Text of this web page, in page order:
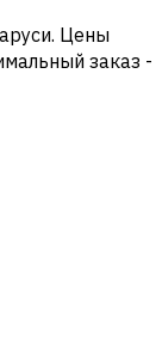
Цены
заказ -